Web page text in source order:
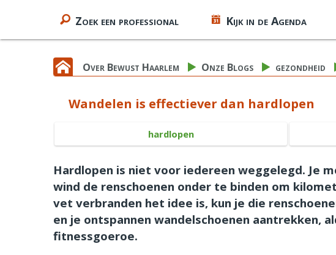
Zoek een professional Kijk in de Agenda
Over Bewust Haarlem Onze Blogs gezondheid
Wandelen is effectiever dan hardlopen
hardlopen
Hardlopen is niet voor iedereen weggelegd. Je
wind de renschoenen onder te binden om
vet verbranden het idee is, kun je die
en je ontspannen wandelschoenen aantrekken,
fitnessgoeroe.